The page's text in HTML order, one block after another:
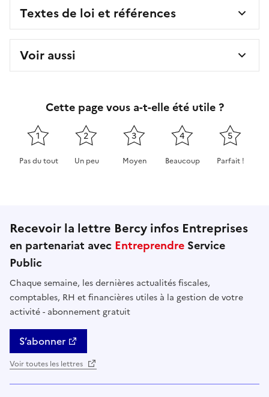
Textes de loi et références
Voir aussi
Cette page vous a-t-elle été utile ?
1
Pas du tout
2
Un peu
3
Moyen
4
Beaucoup
5
Parfait !
Recevoir la lettre Bercy infos Entreprises
en partenariat avec Entreprendre Service
Public
Chaque semaine, les dernières actualités fiscales,
comptables, RH et financières utiles à la gestion de votre
activité - abonnement gratuit
S’abonner
Voir toutes les lettres